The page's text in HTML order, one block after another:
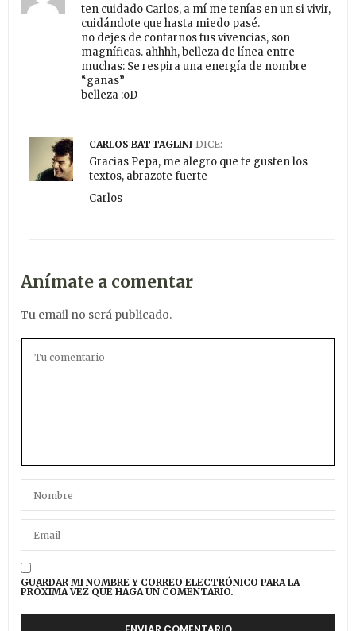
ten cuidado Carlos, a mí me tenías en un si vivir,
cuidándote que hasta miedo pasé.
no dejes de contarnos tus vivencias, son
magníficas. ahhhh, belleza de línea entre
muchas: Se respira una energía de nombre
“ganas”
belleza :oD
CARLOS BATTAGLINI DICE:
Gracias Pepa, me alegro que te gusten los
textos, abrazote fuerte
Carlos
Anímate a comentar
Tu email no será publicado.
GUARDAR MI NOMBRE Y CORREO ELECTRÓNICO PARA LA
PRÓXIMA VEZ QUE HAGA UN COMENTARIO.